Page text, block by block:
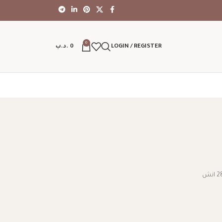
LOGIN / REGISTER
0
0 .د.ب